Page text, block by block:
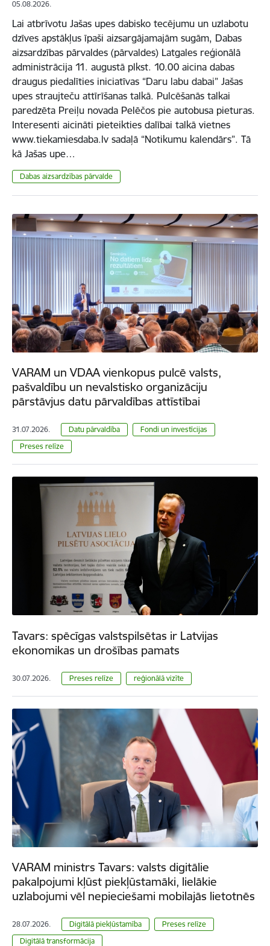
05.08.2026.
Lai atbrīvotu Jašas upes dabisko tecējumu un uzlabotu
dzīves apstākļus īpaši aizsargājamajām sugām, Dabas
aizsardzības pārvaldes (pārvaldes) Latgales reģionālā
administrācija 11. augustā plkst. 10.00 aicina dabas
draugus piedalīties iniciatīvas “Daru labu dabai” Jašas
upes straujteču attīrīšanas talkā. Pulcēšanās talkai
paredzēta Preiļu novada Pelēčos pie autobusa pieturas.
Interesenti aicināti pieteikties dalībai talkā vietnes
www.tiekamiesdaba.lv sadaļā “Notikumu kalendārs”. Tā
kā Jašas upe…
​​​​​​​Dabas aizsardzības pārvalde
VARAM un VDAA vienkopus pulcē valsts,
pašvaldību un nevalstisko organizāciju
pārstāvjus datu pārvaldības attīstībai
31.07.2026. Datu pārvaldība
Fondi un investīcijas
Preses relīze
Tavars: spēcīgas valstspilsētas ir Latvijas
ekonomikas un drošības pamats
30.07.2026. Preses relīze reģionālā vizīte
VARAM ministrs Tavars: valsts digitālie
pakalpojumi kļūst piekļūstamāki, lielākie
uzlabojumi vēl nepieciešami mobilajās lietotnēs
28.07.2026. Digitālā piekļūstamība
Preses relīze
Digitālā transformācija